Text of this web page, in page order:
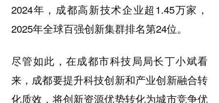
2024年，成都高新技术企业超1.45万家，
2025年全球百强创新集群排名第24位。
尽管如此，在成都市科技局局长丁小斌看
来，成都要提升科技创新和产业创新融合转
化质效，将创新资源优势转化为城市竞争优